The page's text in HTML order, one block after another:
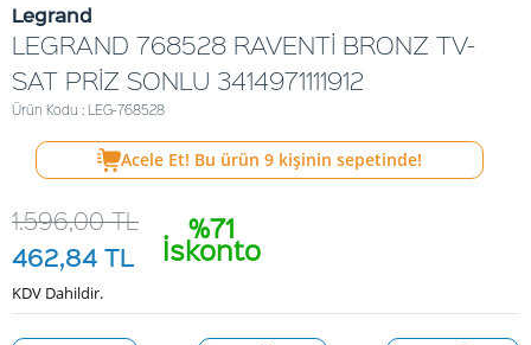
Legrand
LEGRAND 768528 RAVENTİ BRONZ TV-
SAT PRİZ SONLU 3414971111912
Ürün Kodu : LEG-768528
Acele Et! Bu ürün 9 kişinin sepetinde!
%71
İskonto
1.596,00TL
462,84 TL
KDV Dahildir.